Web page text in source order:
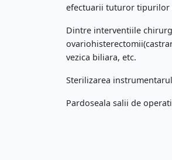
efectuarii tuturor tipurilor
Dintre interventiile
vezica biliara, etc.
Sterilizarea
Pardoseala salii de